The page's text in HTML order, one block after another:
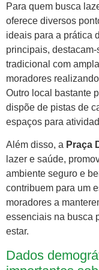
Para quem busca
oferece diversos
ideais para a prática
principais, destacam-
tradicional com
moradores
Outro local bastante
dispõe de pistas de
espaços para
Além disso, a Praça
lazer e saúde,
ambiente seguro e
contribuem para um
moradores a
essenciais na busca
estar.
Dados